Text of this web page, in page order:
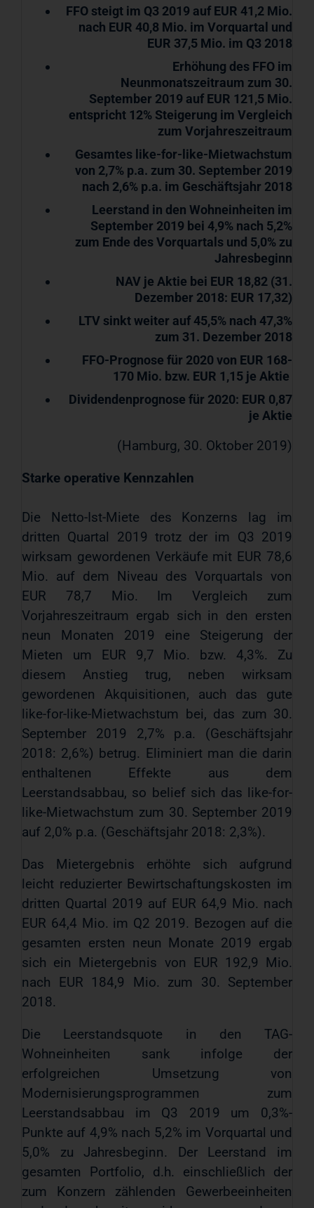
FFO steigt im Q3 2019 auf EUR 41,2 Mio.
nach EUR 40,8 Mio. im Vorquartal und
EUR 37,5 Mio. im Q3 2018
Erhöhung des FFO im
Neunmonatszeitraum zum 30.
September 2019 auf EUR 121,5 Mio.
entspricht 12% Steigerung im Vergleich
zum Vorjahreszeitraum
Gesamtes like-for-like-Mietwachstum
von 2,7% p.a. zum 30. September 2019
nach 2,6% p.a. im Geschäftsjahr 2018
Leerstand in den Wohneinheiten im
September 2019 bei 4,9% nach 5,2%
zum Ende des Vorquartals und 5,0% zu
Jahresbeginn
NAV je Aktie bei EUR 18,82 (31.
Dezember 2018: EUR 17,32)
LTV sinkt weiter auf 45,5% nach 47,3%
zum 31. Dezember 2018
FFO-Prognose für 2020 von EUR 168-
170 Mio. bzw. EUR 1,15 je Aktie
Dividendenprognose für 2020: EUR 0,87
je Aktie
(Hamburg, 30. Oktober 2019)
Starke operative Kennzahlen
Die Netto-Ist-Miete des Konzerns lag im
dritten Quartal 2019 trotz der im Q3 2019
wirksam gewordenen Verkäufe mit EUR 78,6
Mio. auf dem Niveau des Vorquartals von
EUR 78,7 Mio. Im Vergleich zum
Vorjahreszeitraum ergab sich in den ersten
neun Monaten 2019 eine Steigerung der
Mieten um EUR 9,7 Mio. bzw. 4,3%. Zu
diesem Anstieg trug, neben wirksam
gewordenen Akquisitionen, auch das gute
like-for-like-Mietwachstum bei, das zum 30.
September 2019 2,7% p.a. (Geschäftsjahr
2018: 2,6%) betrug. Eliminiert man die darin
enthaltenen Effekte aus dem
Leerstandsabbau, so belief sich das like-for-
like-Mietwachstum zum 30. September 2019
auf 2,0% p.a. (Geschäftsjahr 2018: 2,3%).
Das Mietergebnis erhöhte sich aufgrund
leicht reduzierter Bewirtschaftungskosten im
dritten Quartal 2019 auf EUR 64,9 Mio. nach
EUR 64,4 Mio. im Q2 2019. Bezogen auf die
gesamten ersten neun Monate 2019 ergab
sich ein Mietergebnis von EUR 192,9 Mio.
nach EUR 184,9 Mio. zum 30. September
2018.
Die Leerstandsquote in den TAG-
Wohneinheiten sank infolge der
erfolgreichen Umsetzung von
Modernisierungsprogrammen zum
Leerstandsabbau im Q3 2019 um 0,3%-
Punkte auf 4,9% nach 5,2% im Vorquartal und
5,0% zu Jahresbeginn. Der Leerstand im
gesamten Portfolio, d.h. einschließlich der
zum Konzern zählenden Gewerbeeinheiten